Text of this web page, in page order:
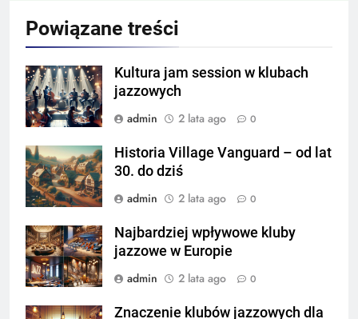
Powiązane treści
Kultura jam session w klubach
jazzowych
admin
2 lata ago 0
Historia Village Vanguard – od lat
30. do dziś
admin
2 lata ago 0
Najbardziej wpływowe kluby
jazzowe w Europie
admin
2 lata ago 0
Znaczenie klubów jazzowych dla